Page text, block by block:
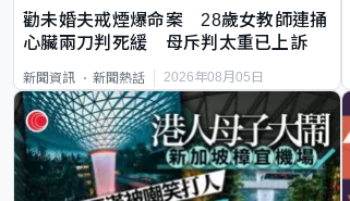
勸未婚夫戒煙爆命案 28歲女教師連捅
心臟兩刀判死緩 母斥判太重已上訴
新聞資訊 新聞熱話 2026年08月05日